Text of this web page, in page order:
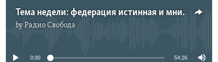
Тема недели: федерация истинная и мнимая
byРадио Свобода
No media source currently available
0:00 54:26